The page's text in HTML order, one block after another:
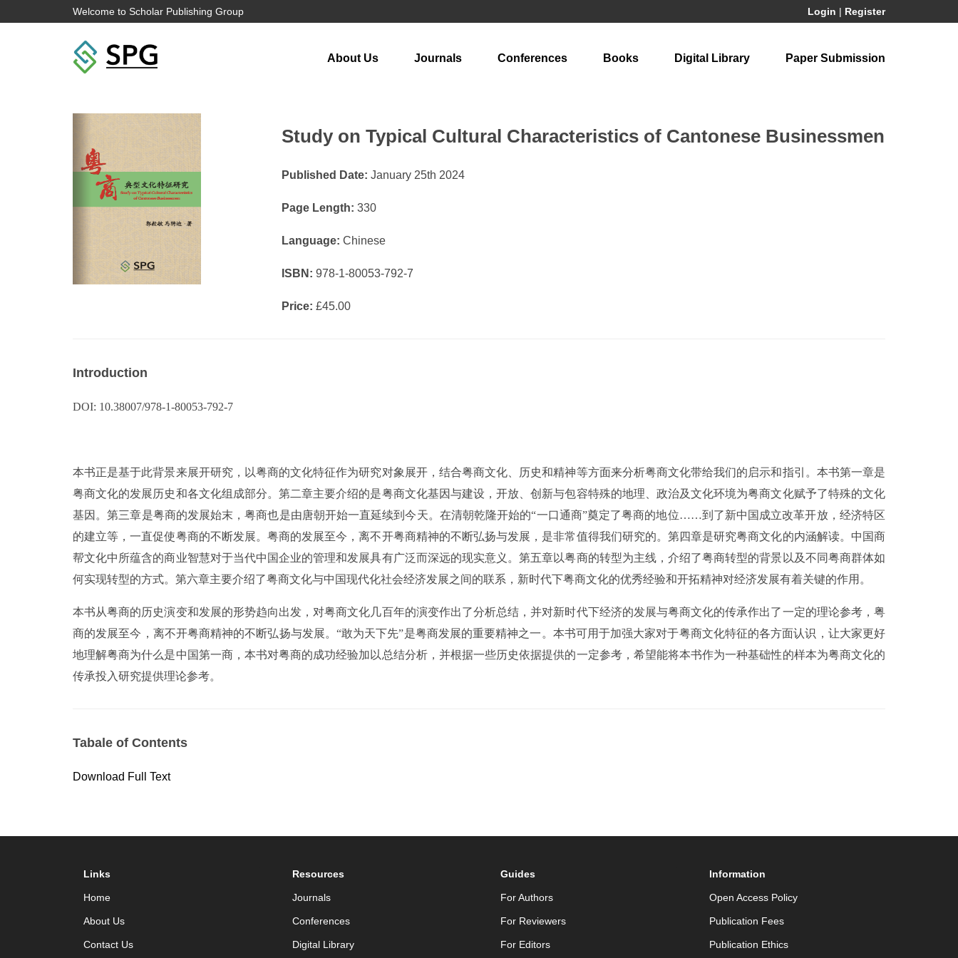
Welcome to Scholar Publishing Group Login | Register
About Us Journals Conferences Books Digital Library Paper Submission
Study on Typical Cultural Characteristics of Cantonese Businessmen
Published Date: January 25th 2024
Page Length: 330
Language: Chinese
ISBN: 978-1-80053-792-7
Price: £45.00
Introduction
DOI: 10.38007/978-1-80053-792-7
本书正是基于此背景来展开研究，以粤商的文化特征作为研究对象展开，结合粤商文化、历史和精神等方面来分析粤商文化带给我们的启示和指引。本书第一章是
粤商文化的发展历史和各文化组成部分。第二章主要介绍的是粤商文化基因与建设，开放、创新与包容特殊的地理、政治及文化环境为粤商文化赋予了特殊的文化
基因。第三章是粤商的发展始末，粤商也是由唐朝开始一直延续到今天。在清朝乾隆开始的“一口通商”奠定了粤商的地位……到了新中国成立改革开放，经济特区
的建立等，一直促使粤商的不断发展。粤商的发展至今，离不开粤商精神的不断弘扬与发展，是非常值得我们研究的。第四章是研究粤商文化的内涵解读。中国商
帮文化中所蕴含的商业智慧对于当代中国企业的管理和发展具有广泛而深远的现实意义。第五章以粤商的转型为主线，介绍了粤商转型的背景以及不同粤商群体如
何实现转型的方式。第六章主要介绍了粤商文化与中国现代化社会经济发展之间的联系，新时代下粤商文化的优秀经验和开拓精神对经济发展有着关键的作用。
本书从粤商的历史演变和发展的形势趋向出发，对粤商文化几百年的演变作出了分析总结，并对新时代下经济的发展与粤商文化的传承作出了一定的理论参考，粤
商的发展至今，离不开粤商精神的不断弘扬与发展。“敢为天下先”是粤商发展的重要精神之一。本书可用于加强大家对于粤商文化特征的各方面认识，让大家更好
地理解粤商为什么是中国第一商，本书对粤商的成功经验加以总结分析，并根据一些历史依据提供的一定参考，希望能将本书作为一种基础性的样本为粤商文化的
传承投入研究提供理论参考。
Tabale of Contents
Download Full Text
Links
Home
About Us
Contact Us
Resources
Journals
Conferences
Digital Library
Guides
For Authors
For Reviewers
For Editors
Information
Open Access Policy
Publication Fees
Publication Ethics